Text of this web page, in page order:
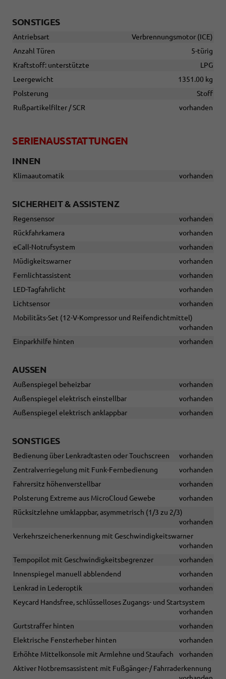
SONSTIGES
Antriebsart
Verbrennungsmotor (ICE)
Anzahl Türen
5-türig
Kraftstoff: unterstützte
LPG
Leergewicht
1351.00 kg
Polsterung
Stoff
Rußpartikelfilter / SCR
vorhanden
SERIENAUSSTATTUNGEN
INNEN
Klimaautomatik vorhanden
SICHERHEIT & ASSISTENZ
Regensensor
vorhanden
Rückfahrkamera
vorhanden
eCall-Notrufsystem
vorhanden
Müdigkeitswarner
vorhanden
Fernlichtassistent
vorhanden
LED-Tagfahrlicht
vorhanden
Lichtsensor
vorhanden
Mobilitäts-Set (12-V-Kompressor und Reifendichtmittel)
vorhanden
Einparkhilfe hinten
vorhanden
AUSSEN
Außenspiegel beheizbar
vorhanden
Außenspiegel elektrisch einstellbar
vorhanden
Außenspiegel elektrisch anklappbar
vorhanden
SONSTIGES
Bedienung über Lenkradtasten oder Touchscreen
vorhanden
Zentralverriegelung mit Funk-Fernbedienung
vorhanden
Fahrersitz höhenverstellbar
vorhanden
Polsterung Extreme aus MicroCloud Gewebe
vorhanden
Rücksitzlehne umklappbar, asymmetrisch (1/3 zu 2/3)
vorhanden
Verkehrszeichenerkennung mit Geschwindigkeitswarner
vorhanden
Tempopilot mit Geschwindigkeitsbegrenzer
vorhanden
Innenspiegel manuell abblendend
vorhanden
Lenkrad in Lederoptik
vorhanden
Keycard Handsfree, schlüsselloses Zugangs- und Startsystem
vorhanden
Gurtstraffer hinten
vorhanden
Elektrische Fensterheber hinten
vorhanden
Erhöhte Mittelkonsole mit Armlehne und Staufach
vorhanden
Aktiver Notbremsassistent mit Fußgänger-/ Fahrraderkennung